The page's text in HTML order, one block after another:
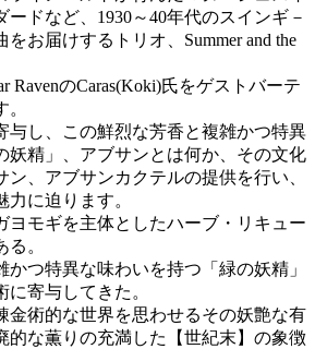
ードなど、1930～40年代のスインギ－
お届けするトリオ、Summer and the
RavenのCaras(Koki)氏をゲストバーテ
与し、この鮮烈な芳香と複雑かつ特異
妖精」、アブサンとは何か、その文化
ン、アブサンカクテルの提供を行い、
に迫ります。
ヨモギを主体としたハーブ・リキュー
。
かつ特異な味わいを持つ「緑の妖精」
寄与してきた。
金術的な世界を思わせるその妖艶な有
的な薫りの充満した【世紀末】の象徴